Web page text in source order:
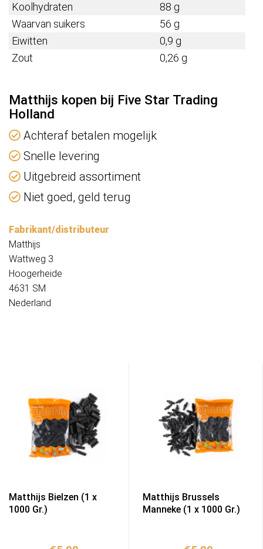
Koolhydraten
88 g
Waarvan suikers
56 g
Eiwitten
0,9 g
Zout
0,26 g
Matthijs kopen bij Five Star Trading
Holland
Achteraf betalen mogelijk
Snelle levering
Uitgebreid assortiment
Niet goed, geld terug
Fabrikant/distributeur
Matthijs
Wattweg 3
Hoogerheide
4631 SM
Nederland
Matthijs Bielzen (1 x
1000 Gr.)
Matthijs Brussels
Manneke (1 x 1000 Gr.)